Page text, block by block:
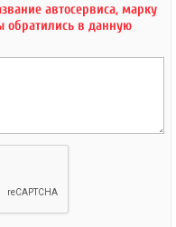
автосервиса, марку
обратились в данную